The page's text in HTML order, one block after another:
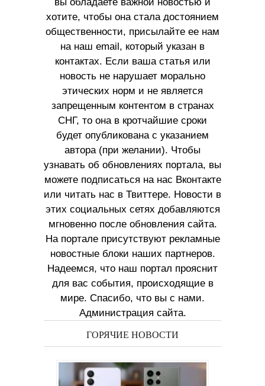
вы обладаете важной новостью и
хотите, чтобы она стала достоянием
общественности, присылайте ее нам
на наш email, который указан в
контактах. Если ваша статья или
новость не нарушает морально
этических норм и не является
запрещенным контентом в странах
СНГ, то она в кротчайшие сроки
будет опубликована с указанием
автора (при желании). Чтобы
узнавать об обновлениях портала, вы
можете подписаться на нас Вконтакте
или читать нас в Твиттере. Новости в
этих социальных сетях добавляются
мгновенно после обновления сайта.
На портале присутствуют рекламные
новостные блоки наших партнеров.
Надеемся, что наш портал прояснит
для вас события, происходящие в
мире. Спасибо, что вы с нами.
Администрация сайта.
ГОРЯЧИЕ НОВОСТИ